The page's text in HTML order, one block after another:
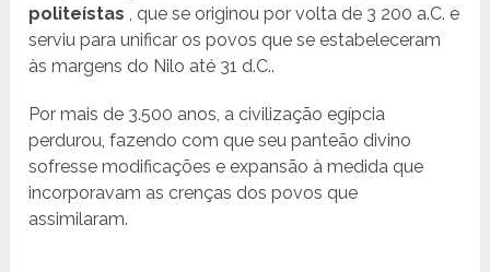
politeístas , que se originou por volta de 3 200 a.C. e
serviu para unificar os povos que se estabeleceram
às margens do Nilo até 31 d.C..
Por mais de 3.500 anos, a civilização egípcia
perdurou, fazendo com que seu panteão divino
sofresse modificações e expansão à medida que
incorporavam as crenças dos povos que
assimilaram.